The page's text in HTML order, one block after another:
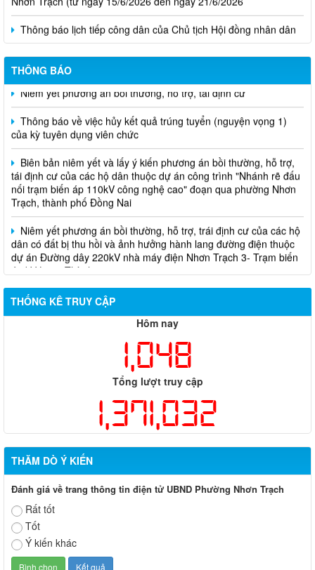
Thông báo lịch tiếp công dân của Chủ tịch Hội đồng nhân dân
phường tại các khu phố trên địa bàn phường Nhơn Trạch năm
2026
THÔNG BÁO
Niêm yết phương án bồi thường, hỗ trợ, tái định cư
Thông báo về việc hủy kết quả trúng tuyển (nguyện vọng 1)
của kỳ tuyên dụng viên chức
Biên bản niêm yết và lấy ý kiến phương án bồi thường, hỗ trợ,
tái định cư của các hộ dân thuộc dự án công trình "Nhánh rẽ đấu
nối trạm biến áp 110kV công nghệ cao" đoạn qua phường Nhơn
Trạch, thành phố Đồng Nai
Niêm yết phương án bồi thường, hỗ trợ, trái định cư của các hộ
dân có đất bị thu hồi và ảnh hưởng hành lang đường điện thuộc
dự án Đường dây 220kV nhà máy điện Nhơn Trạch 3- Trạm biến
áp kV Long Thành
định cư của các hộ dân có đất bị thu hồi thuộc dự án nâng cấp
đường 25B cũ đoạn từ Trung tâm huyện Nhơn Trạch ra Quốc lộ
51, huyện Long Thành và huyện Nhơn Trạch
THỐNG KÊ TRUY CẬP
Hôm nay
1,048
Tổng lượt truy cập
1,371,032
THĂM DÒ Ý KIẾN
Đánh giá về trang thông tin điện tử UBND Phường Nhơn Trạch
Rất tốt
Tốt
Ý kiến khác